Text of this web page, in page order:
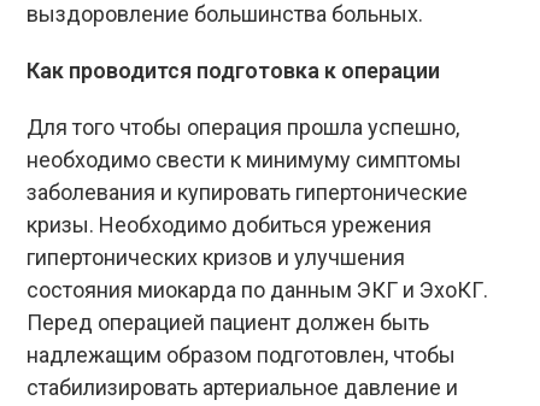
выздоровление большинства больных.
Как проводится подготовка к операции
Для того чтобы операция прошла успешно,
необходимо свести к минимуму симптомы
заболевания и купировать гипертонические
кризы. Необходимо добиться урежения
гипертонических кризов и улучшения
состояния миокарда по данным ЭКГ и ЭхоКГ.
Перед операцией пациент должен быть
надлежащим образом подготовлен, чтобы
стабилизировать артериальное давление и